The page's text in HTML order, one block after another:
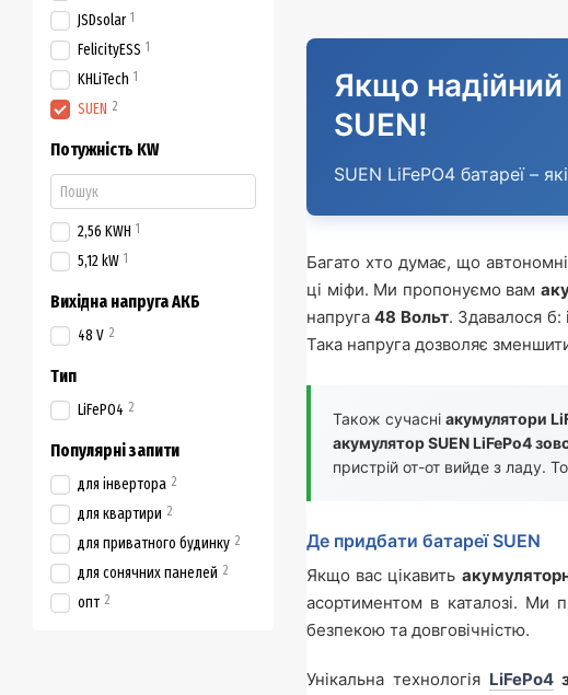
Якщо надійний
SUEN!
SUEN LiFePO4 батареї –
Багато хто думає, що
ці міфи. Ми пропонуємо вам
напруга48 Вольт. Здавалося
Така напруга дозволяє
Також сучасні акумулятори
акумулятор SUEN LiFePo4
пристрій от-от вийде з ладу.
Де придбати батареї SUEN
Якщо вас цікавить
асортиментом в каталозі. Ми
безпекою та довговічністю.
Унікальна технологія LiFePo4
JSDsolar 1
FelicityESS 1
KHLiTech 1
SUEN 2
Потужність KW
2,56 KWH 1
5,12 kW 1
Вихідна напруга АКБ
48 V 2
Тип
LiFePO4 2
Популярні запити
для інвертора 2
для квартири 2
для приватного будинку 2
для сонячних панелей 2
опт 2